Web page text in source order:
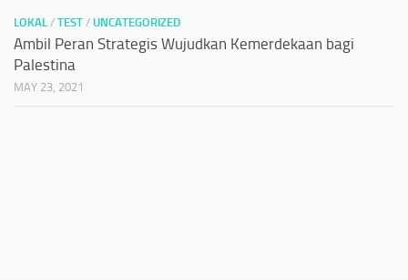
LOKAL / TEST / UNCATEGORIZED
Ambil Peran Strategis Wujudkan Kemerdekaan bagi
Palestina
MAY 23, 2021